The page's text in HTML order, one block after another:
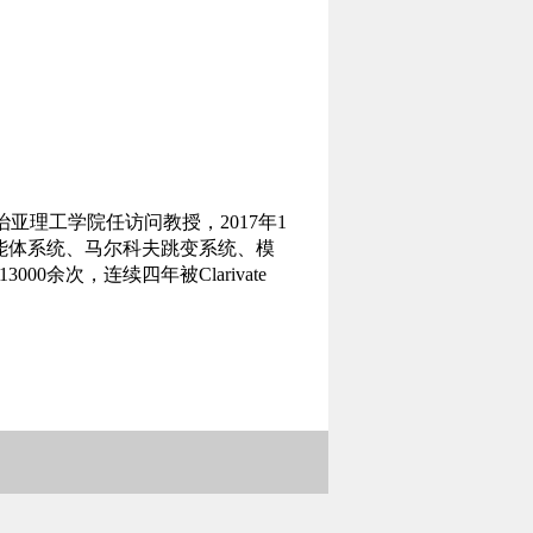
亚理工学院任访问教授， 2017年1
系统、马尔科夫跳变系统、模
13000余次，连续四年被Clarivate